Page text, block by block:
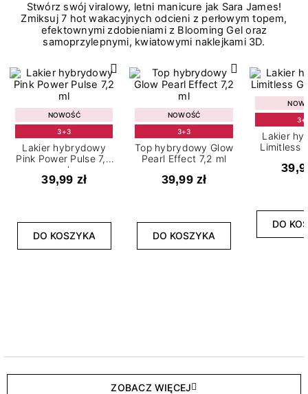
Stwórz swój viralowy, letni manicure jak Sara James!
Zmiksuj 7 hot wakacyjnych odcieni z perłowym topem,
efektownymi zdobieniami z Blooming Gel oraz
samoprzylepnymi, kwiatowymi naklejkami 3D.
NOWOŚĆ
3+3
Lakier hybrydowy
Pink Power Pulse 7,2
ml
39,99 zł
DO KOSZYKA
NOWOŚĆ
3+3
Top hybrydowy Glow
Pearl Effect 7,2 ml
39,99 zł
DO KOSZYKA
Lakier
Limitless
DO
ZOBACZ WIĘCEJ